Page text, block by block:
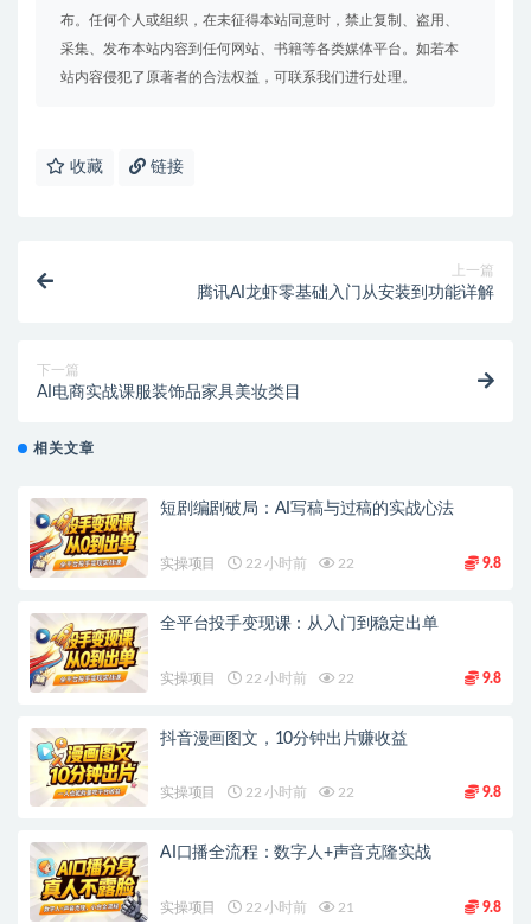
布。任何个人或组织，在未征得本站同意时，禁止复制、盗用、
采集、发布本站内容到任何网站、书籍等各类媒体平台。如若本
站内容侵犯了原著者的合法权益，可联系我们进行处理。
收藏 链接
上一篇
腾讯AI龙虾零基础入门从安装到功能详解
下一篇
AI电商实战课服装饰品家具美妆类目
相关文章
短剧编剧破局：AI写稿与过稿的实战心法
实操项目 22 小时前 22 9.8
全平台投手变现课：从入门到稳定出单
实操项目 22 小时前 22 9.8
抖音漫画图文，10分钟出片赚收益
实操项目 22 小时前 22 9.8
AI口播全流程：数字人+声音克隆实战
实操项目 22 小时前 21 9.8